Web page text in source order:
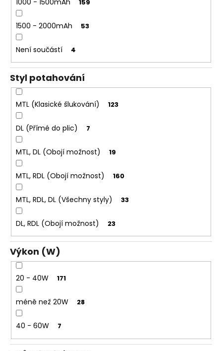
159
1500 - 2000mAh 53
Není součástí 4
Styl potahování
MTL (Klasické šlukování) 123
DL (Přímé do plic) 7
MTL, DL (Obojí možnost) 19
MTL, RDL (Obojí možnost) 160
MTL, RDL, DL (Všechny styly) 33
DL, RDL (Obojí možnost) 23
Výkon (W)
20 - 40W 171
méně než 20W 28
40 - 60W 7